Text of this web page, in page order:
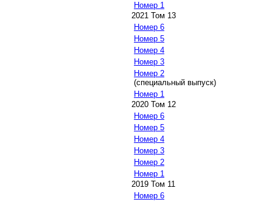
Номер 1
2021 Том 13
Номер 6
Номер 5
Номер 4
Номер 3
Номер 2
(специальный выпуск)
Номер 1
2020 Том 12
Номер 6
Номер 5
Номер 4
Номер 3
Номер 2
Номер 1
2019 Том 11
Номер 6